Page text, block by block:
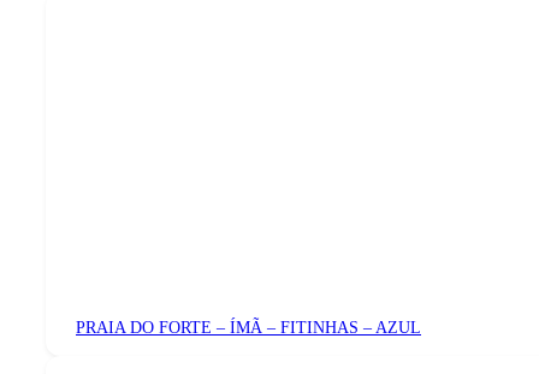
PRAIA DO FORTE – ÍMÃ – FITINHAS – AZUL